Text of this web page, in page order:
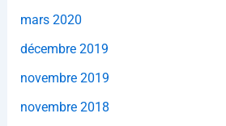
mars 2020
décembre 2019
novembre 2019
novembre 2018